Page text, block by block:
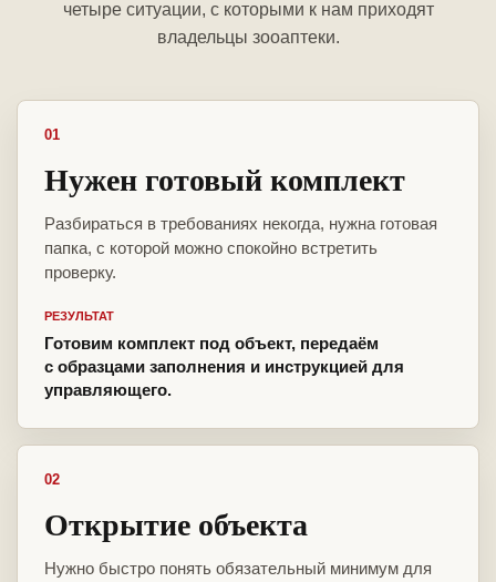
четыре ситуации, с которыми к нам приходят
владельцы зооаптеки.
01
Нужен готовый комплект
Разбираться в требованиях некогда, нужна готовая
папка, с которой можно спокойно встретить
проверку.
РЕЗУЛЬТАТ
Готовим комплект под объект, передаём
с образцами заполнения и инструкцией для
управляющего.
02
Открытие объекта
Нужно быстро понять обязательный минимум для